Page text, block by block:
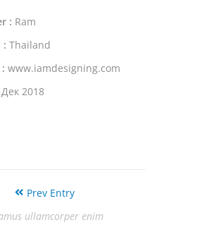
: Ram
: Thailand
www.iamdesigning.com
2018
Prev Entry
ullamcorper enim